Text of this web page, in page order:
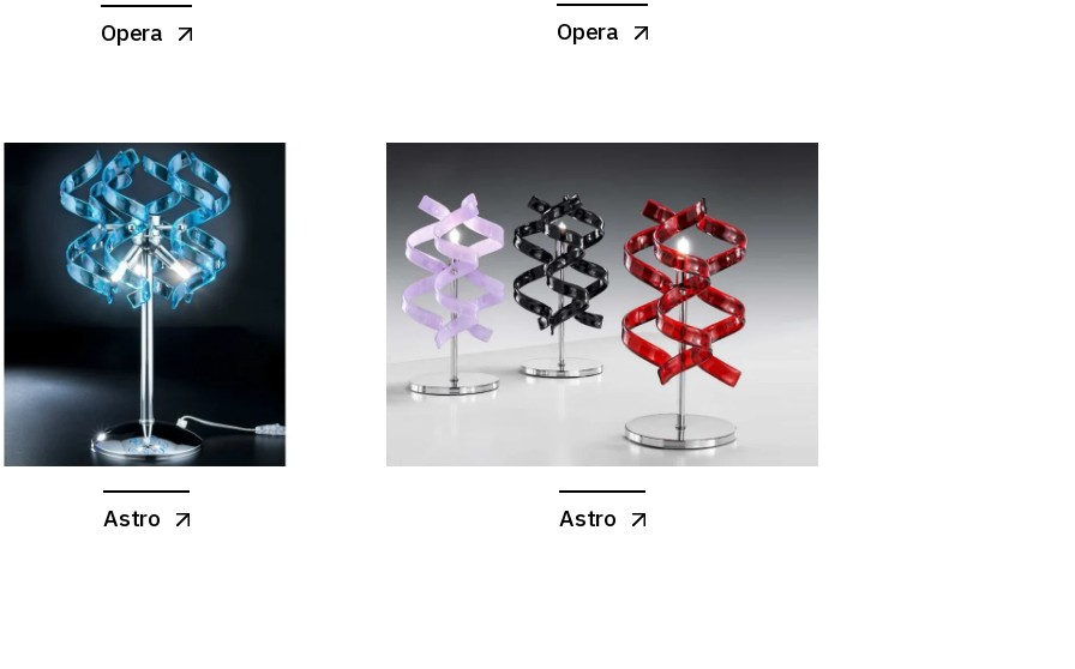
Opera Opera
Astro Astro